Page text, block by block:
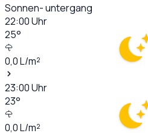
Sonnen- untergang
22:00Uhr
25°
0,0L/m²
23:00Uhr
23°
0,0L/m²